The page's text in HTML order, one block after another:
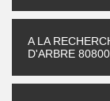
A LA
D'ARBRE 80800